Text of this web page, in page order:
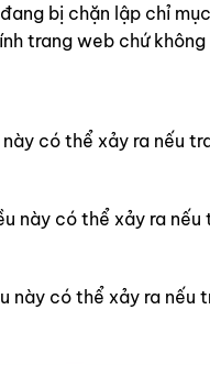
bị chặn lập chỉ
trang web chứ
có thể xảy ra nếu
này có thể xảy ra
có thể xảy ra nếu